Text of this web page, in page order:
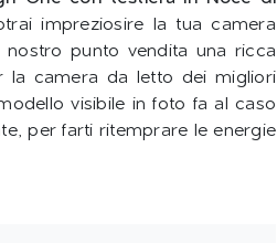
impreziosire la tua camera
punto vendita una ricca
la camera da letto dei migliori
visibile in foto fa al caso
per farti ritemprare le energie